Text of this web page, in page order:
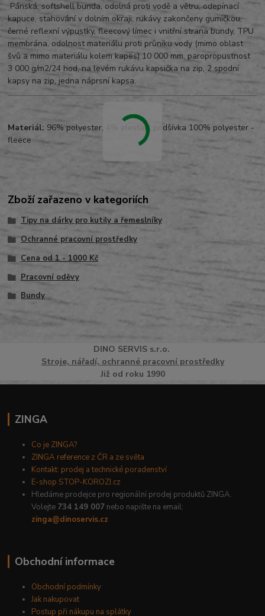
Pánská, softshell bunda, odolná proti vodě a větru, odepínací
kapuce, stahování v dolním okraji, rukávy zakončeny gumičkou,
černé reflexní výpustky, fleecový límec i vnitřní strana bundy, TPU
membrána, odolnost materiálu proti průniku vody (mimo oblast
švů a mimo materiálu kolem kapes) 10 000 mm, paropropustnost
3 000 g/m2/24 hod, na levém rukávu kapsička na zip, 2 spodní
kapsy na zip, jedna náprsní kapsa.
Materiál: 96% polyester, 4% elestan, podšívka 100% polyester -
fleece
Zboží zařazeno v kategoriích
Tipy na dárky pro kutily a řemeslníky
Ochranné pracovní prostředky
Cena od 1 - 1000 Kč
Pracovní oděvy
Bundy
DINO SERVISs.r.o.
Stroje, nářadí, ochranné pracovní prostředky
Již od roku 1990
ZINGA
Co je ZINGA?
ZINGA reference z ČR a ze světa
Kontakt: prodej a technické poradenství
E-shop STOP-KOROZI.cz
Hledáme prodejce pro regionální prodej produktů ZINGA.
Volejte 734 149 007 nebo napište na email:
zinga@dinoservis.cz
Obchodní informace
Obchodní podmínky
Jak nakupovat
Postup při nákupu na splátky